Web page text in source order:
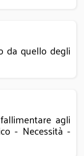
da quello degli
agli
- Necessità -